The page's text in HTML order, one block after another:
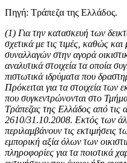
Πηγή: Τράπεζα της Ελλάδος.
(1) Για την κατασκευή των
σχετικά με τις τιμές, καθώς
συναλλαγών στην αγορά
αναλυτικά στοιχεία τα οποία
πιστωτικά ιδρύματα που
Πρόκειται για τα στοιχεία των
που συγκεντρώνονται στο
Τράπεζας της Ελλάδος από
2610/31.10.2008. Εκτός των
περιλαμβάνουν τις εκτιμήσεις
εμπορική αξία όλων των
πληροφορίες για τα ποιοτικά